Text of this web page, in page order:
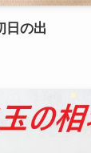
日の出